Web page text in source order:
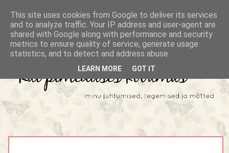
This site uses cookies from Google to deliver its services
and to analyze traffic. Your IP address and user-agent are
shared with Google along with performance and security
metrics to ensure quality of service, generate usage
statistics, and to detect and address abuse.
LEARN MORE GOT IT